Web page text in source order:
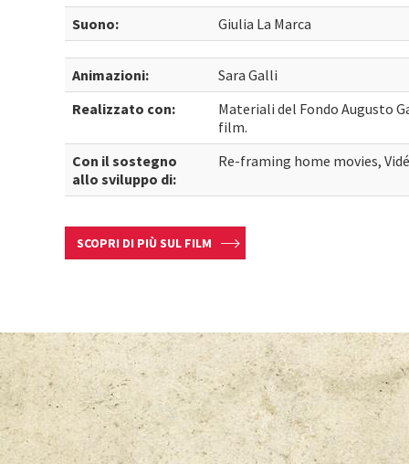
Suono:
Giulia La Marca
Animazioni:
Sara Galli
Realizzato con:
Materiali del Fondo Augusto
film.
Con il sostegno
allo sviluppo di:
Re-framing home movies,
SCOPRI DI PIÙ SUL FILM